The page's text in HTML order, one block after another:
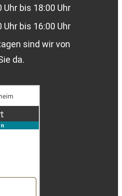
Uhr bis 18:00 Uhr
Uhr bis 16:00 Uhr
sind wir von
da.